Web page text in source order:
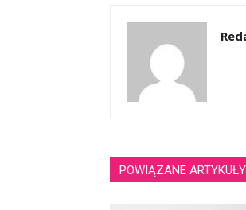
POWIĄZANE ARTYKUŁY